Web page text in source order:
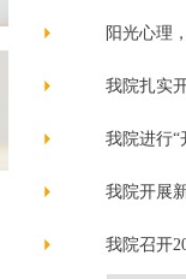
阳光心理
我院扎实
我院进行“
我院开展
我院召开